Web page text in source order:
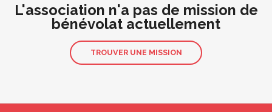
L'association n'a pas de mission de
bénévolat actuellement
TROUVER UNE MISSION